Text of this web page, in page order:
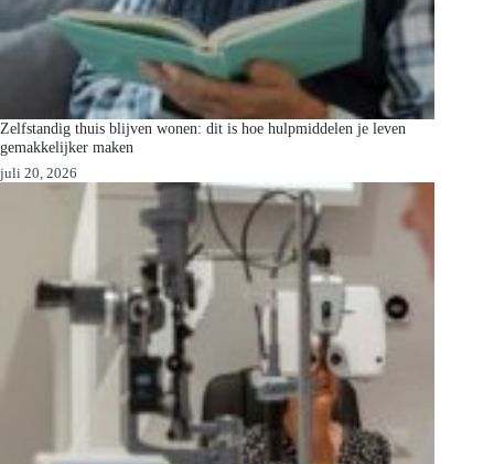
Zelfstandig thuis blijven wonen: dit is hoe hulpmiddelen je leven
gemakkelijker maken
juli 20, 2026